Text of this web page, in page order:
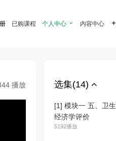
已购课程 个人中心  内容中心 
播放 选集(14)
[1] 模块一 五、卫
经济学评价
5192播放